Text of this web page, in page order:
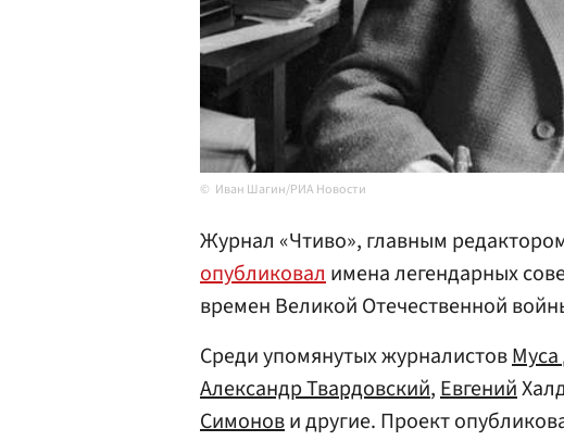
Иван Шагин/РИА Новости
Журнал «Чтиво», главным
опубликовалимена легендарных
времен Великой Отечественной
Среди упомянутых журналистов
Александр Твардовский,Евгений
Симонови другие. Проект